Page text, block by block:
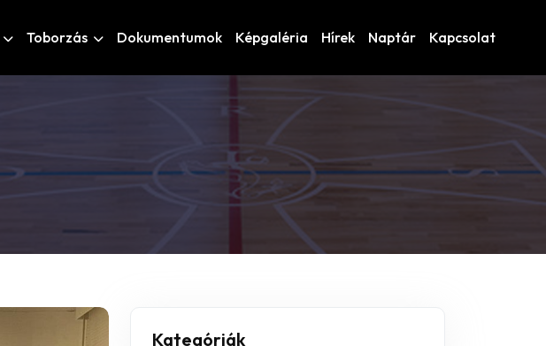
Toborzás Dokumentumok Képgaléria Hírek Naptár Kapcsolat
Kategóriák